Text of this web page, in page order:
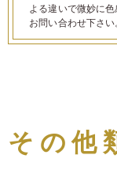
よる違いで微妙に
お問い合わせ下さい
その他